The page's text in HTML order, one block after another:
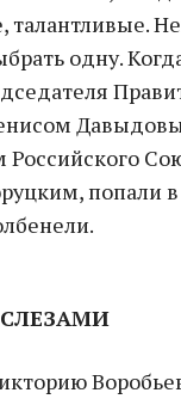
талантливые.
одну.
Российского
попали в